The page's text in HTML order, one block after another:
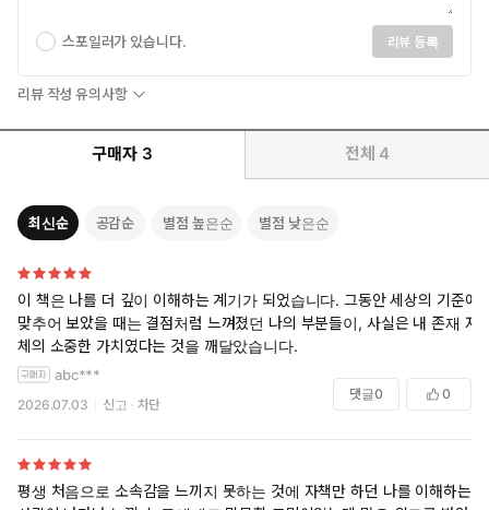
당신이 이향인이든 아니든 가장 지속하는 관계는 바로 자기 자신
과의 관계다. 그 관계를 단단히 하면, 타인을더 깊이 이해하고 타
도 당신만의 방식으로 말이다. 자신의 삶을 집단의 평가에 맡기는
것은 결국 행복에 대한 주도권을 포기하는 것과 같다. 철학자 프리
드리히 니체가 말했듯, “자유란 자신을 책임지려는 의지다.” 부디
이책을 통해 당신이 내적 자유를 찾을 수 있길 바란다. _p.22-23
하기로 한 사람들 사이에서 온전히 만족하며 살아가기 때문이다.
이것이야말로 이향인이 가야 할 이상적인 길이다. p.32
모든 집단에는 명시적이든 암묵적이든 그 안에 속하기 위해 구성원
들이 반드시 공유해야 하는 믿음과 규칙이 있다. 공동체 지향인은
집단에 받아들여지기를 원한다. 그들은 집단이 요구하는 바를 정확
히 따름으로써 그 집단의 믿음과 규칙의 타당성을 입증한다. ‘군집적
사고’란 이처럼 매우 널리 퍼져 있는 집단 사고를 가리키는 다른 표
현이다. 반면 이향인은 집단 사고의 틀 밖에서 생각한다. p.32–33
스포일러가 있습니다. 리뷰 등록
리뷰 작성 유의사항
구매자 3 전체 4
최신순 공감순 별점 높은순 별점 낮은순
이 책은 나를 더 깊이 이해하는 계기가 되었습니다. 그동안 세상의 기준에
맞추어 보았을 때는 결점처럼 느껴졌던 나의 부분들이, 사실은 내 존재 자
체의 소중한 가치였다는 것을 깨달았습니다.
abc***
2026.07.03 신고 차단
댓글0 0
평생 처음으로 소속감을 느끼지 못하는 것에 자책만 하던 나를 이해하는